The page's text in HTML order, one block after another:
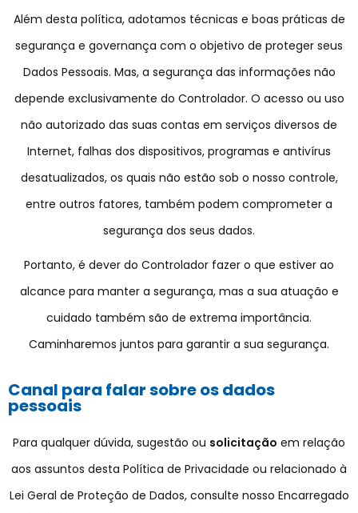
Além desta política, adotamos técnicas e boas práticas de
segurança e governança com o objetivo de proteger seus
Dados Pessoais. Mas, a segurança das informações não
depende exclusivamente do Controlador. O acesso ou uso
não autorizado das suas contas em serviços diversos de
Internet, falhas dos dispositivos, programas e antivírus
desatualizados, os quais não estão sob o nosso controle,
entre outros fatores, também podem comprometer a
segurança dos seus dados.
Portanto, é dever do Controlador fazer o que estiver ao
alcance para manter a segurança, mas a sua atuação e
cuidado também são de extrema importância.
Caminharemos juntos para garantir a sua segurança.
Canal para falar sobre os dados
pessoais
Para qualquer dúvida, sugestão ou solicitação em relação
aos assuntos desta Política de Privacidade ou relacionado à
Lei Geral de Proteção de Dados, consulte nosso Encarregado